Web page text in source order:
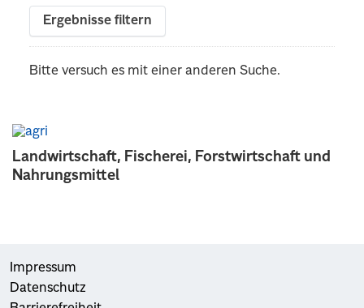
Landwirtschaft, Fischerei, Forstwirtschaft und
Nahrungsmittel
Ergebnisse filtern
Bitte versuch es mit einer anderen Suche.
Impressum
Datenschutz